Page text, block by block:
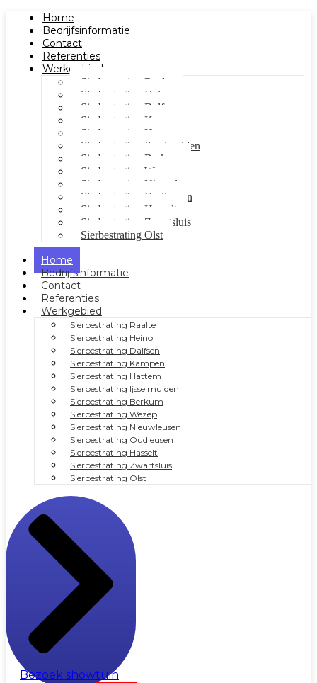
Home
Bedrijfsinformatie
Contact
Referenties
Werkgebied
Sierbestrating Raalte
Sierbestrating Heino
Sierbestrating Dalfsen
Sierbestrating Kampen
Sierbestrating Hattem
Sierbestrating Ijsselmuiden
Sierbestrating Berkum
Sierbestrating Wezep
Sierbestrating Nieuwleusen
Sierbestrating Oudleusen
Sierbestrating Hasselt
Sierbestrating Zwartsluis
Sierbestrating Olst
Home
Bedrijfsinformatie
Contact
Referenties
Werkgebied
Sierbestrating Raalte
Sierbestrating Heino
Sierbestrating Dalfsen
Sierbestrating Kampen
Sierbestrating Hattem
Sierbestrating Ijsselmuiden
Sierbestrating Berkum
Sierbestrating Wezep
Sierbestrating Nieuwleusen
Sierbestrating Oudleusen
Sierbestrating Hasselt
Sierbestrating Zwartsluis
Sierbestrating Olst
Bezoek showtuin